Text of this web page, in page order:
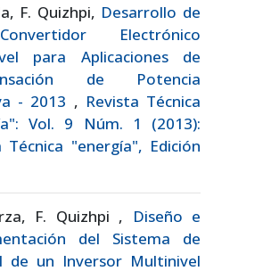
F. Quizhpi, Desarrollo de
Electrónico
para Aplicaciones de
de Potencia
- 2013 , Revista Técnica
Vol. 9 Núm. 1 (2013):
Técnica "energía", Edición
F. Quizhpi ,
Diseño e
del Sistema de
de un Inversor Multinivel